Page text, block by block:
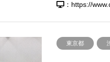
：https://
東京都